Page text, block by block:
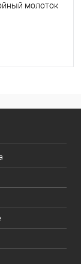
молоток